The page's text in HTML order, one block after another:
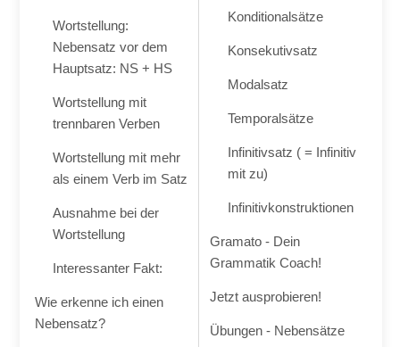
Wortstellung:
Nebensatz vor dem
Hauptsatz: NS + HS
Wortstellung mit
trennbaren Verben
Wortstellung mit mehr
als einem Verb im Satz
Ausnahme bei der
Wortstellung
Interessanter Fakt:
Wie erkenne ich einen
Nebensatz?
Konditionalsätze
Konsekutivsatz
Modalsatz
Temporalsätze
Infinitivsatz ( = Infinitiv
mit zu)
Infinitivkonstruktionen
Gramato - Dein
Grammatik Coach!
Jetzt ausprobieren!
Übungen - Nebensätze